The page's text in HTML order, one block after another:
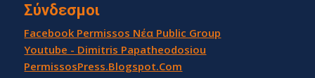
Σύνδεσμοι
Facebook Permissos Νέα Public Group
Youtube - Dimitris Papatheodosiou
PermissosPress.Blogspot.Com